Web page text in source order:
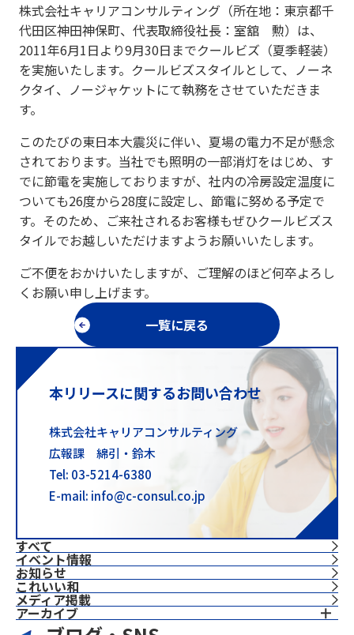
すべて
イベント情報
お知らせ
これいい和
⁨⁩メディア掲載
アーカイブ
株式会社キャリアコンサルティング（所在地：東京都千
代田区神田神保町、代表取締役社長：室舘 勲）は、
2011年6月1日より9月30日までクールビズ（夏季軽装）
を実施いたします。クールビズスタイルとして、ノーネ
クタイ、ノージャケットにて執務をさせていただきま
す。
このたびの東日本大震災に伴い、夏場の電力不足が懸念
されております。当社でも照明の一部消灯をはじめ、す
でに節電を実施しておりますが、社内の冷房設定温度に
ついても26度から28度に設定し、節電に努める予定で
す。そのため、ご来社されるお客様もぜひクールビズス
タイルでお越しいただけますようお願いいたします。
ご不便をおかけいたしますが、ご理解のほど何卒よろし
くお願い申し上げます。
一覧に戻る
本リリースに関するお問い合わせ
株式会社キャリアコンサルティング
広報課 綿引・鈴木
Tel: 03-5214-6380
E-mail: info@c-consul.co.jp